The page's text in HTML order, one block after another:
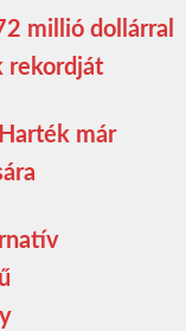
millió dollárral
rekordját
már